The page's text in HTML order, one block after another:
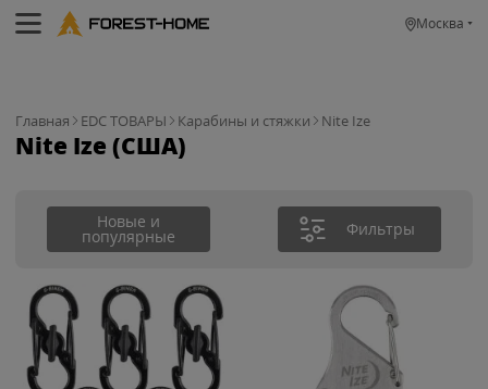
Москва
Главная EDC ТОВАРЫ Карабины и стяжки Nite Ize
Nite Ize (США)
Новые и
популярные Фильтры